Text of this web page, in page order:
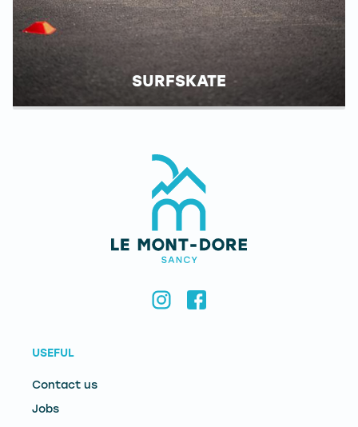
SURFSKATE
USEFUL
Contact us
Jobs